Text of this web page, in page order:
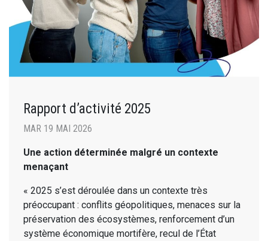
Rapport d’activité 2025
MAR 19 MAI 2026
Une action déterminée malgré un contexte
menaçant
« 2025 s’est déroulée dans un contexte très
préoccupant : conflits géopolitiques, menaces sur la
préservation des écosystèmes, renforcement d’un
système économique mortifère, recul de l’État